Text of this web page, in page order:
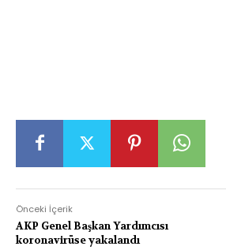
Önceki İçerik
AKP Genel Başkan Yardımcısı
koronavirüse yakalandı